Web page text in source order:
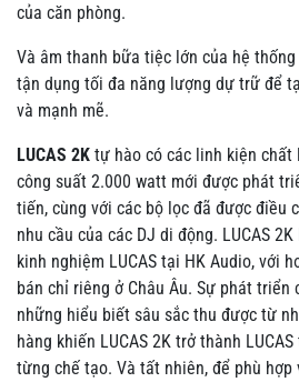
của căn phòng.
Và âm thanh bữa tiệc lớn của hệ
tận dụng tối đa năng lượng dự trữ để
và mạnh mẽ.
LUCAS 2K tự hào có các linh kiện chất
công suất 2.000 watt mới được phát
tiến, cùng với các bộ lọc đã được điều
nhu cầu của các DJ di động. LUCAS
kinh nghiệm LUCAS tại HK Audio, với
bán chỉ riêng ở Châu Âu. Sự phát triển
những hiểu biết sâu sắc thu được từ
hàng khiến LUCAS 2K trở thành
từng chế tạo. Và tất nhiên, để phù hợp